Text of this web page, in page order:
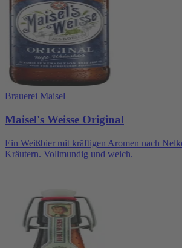
Brauerei Maisel
Maisel's Weisse Original
Ein Weißbier mit kräftigen Aromen nach
Kräutern. Vollmundig und weich.